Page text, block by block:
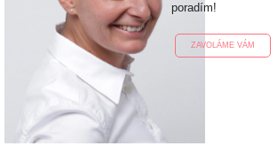
poradím!
ZAVOLÁME VÁM